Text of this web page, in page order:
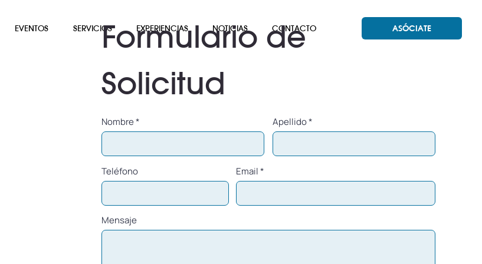
EVENTOS SERVICIOS EXPERIENCIAS NOTICIAS CONTACTO ASÓCIATE
Formulario de
Solicitud
Nombre Apellido
Email
Mensaje
Teléfono